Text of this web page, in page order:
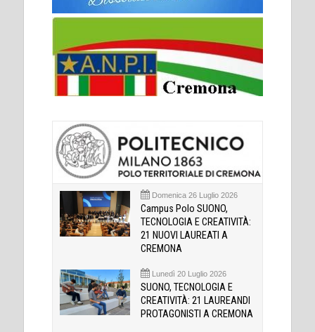
Domenica 26 Luglio 2026
Campus Polo SUONO,
TECNOLOGIA E CREATIVITÀ:
21 NUOVI LAUREATI A
CREMONA
Lunedì 20 Luglio 2026
SUONO, TECNOLOGIA E
CREATIVITÀ: 21 LAUREANDI
PROTAGONISTI A CREMONA